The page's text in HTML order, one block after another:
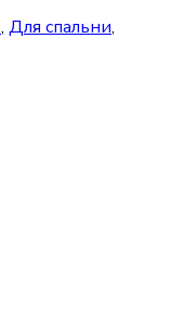
, Для спальни,